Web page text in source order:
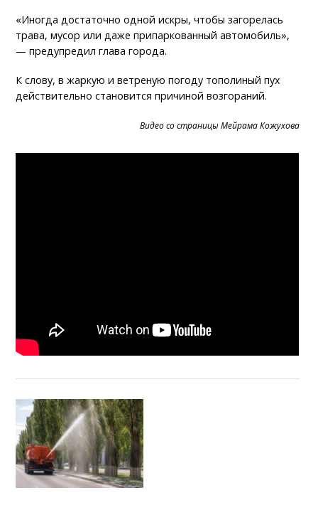
«Иногда достаточно одной искры, чтобы загорелась
трава, мусор или даже припаркованный автомобиль»,
— предупредил глава города.
К слову, в жаркую и ветреную погоду тополиный пух
действительно становится причиной возгораний.
Видео со страницы Мейрама Кожухова